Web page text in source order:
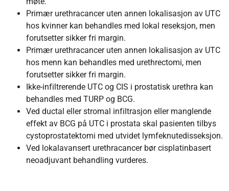
Primær urethracancer uten annen lokalisasjon av UTC
hos kvinner kan behandles med lokal reseksjon, men
forutsetter sikker fri margin.
Primær urethracancer uten annen lokalisasjon av UTC
hos menn kan behandles med urethrectomi, men
forutsetter sikker fri margin.
Ikke-infiltrerende UTC og CIS i prostatisk urethra kan
behandles med TURP og BCG.
Ved ductal eller stromal infiltrasjon eller manglende
effekt av BCG på UTC i prostata skal pasienten tilbys
cystoprostatektomi med utvidet lymfeknutedisseksjon.
Ved lokalavansert urethracancer bør cisplatinbasert
neoadjuvant behandling vurderes.